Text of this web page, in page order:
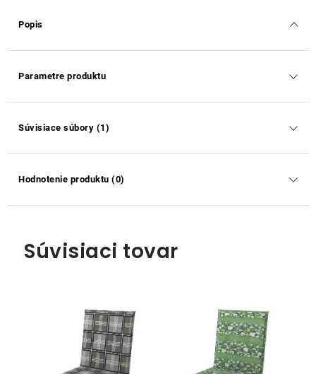
Popis
Parametre produktu
Súvisiace súbory (1)
Hodnotenie produktu (0)
Súvisiaci tovar